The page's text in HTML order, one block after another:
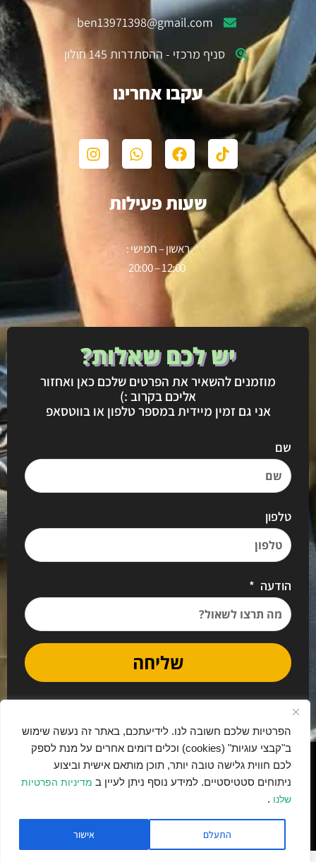
הפרטיות שלכם חשובה לנו. לידיעתכם, באתר זה נעשה שימוש
ב"קבצי עוגיות" (cookies) וכלים דומים אחרים על מנת לספק
לכם חווית גלישה טובה יותר, תוכן מותאם אישית וביצוע
ניתוחים סטטיסטיים. למידע נוסף ניתן לעיין ב מדיניות הפרטיות
שלנו .
התעלם אישור
יש לכם שאלות?
מוזמנים להשאיר את הפרטים שלכם כאן ואחזור
אליכם בקרוב :)
אני גם זמין מיידית במספר טלפון או בווטסאפ
שם
טלפון
הודעה
שליחה
ben13971398@gmail.com
סניף מרכזי - ההסתדרות 145 חולון
עקבו אחרינו
שעות פעילות
ראשון – חמישי :
נבנה בתרומה ובאהבה ע"י יאמו דיגיטל